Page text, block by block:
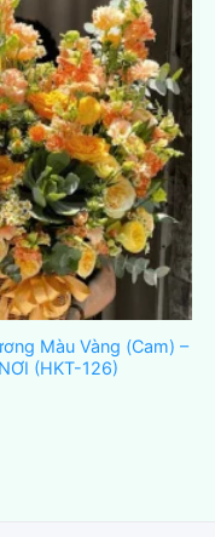
Màu Vàng (Cam) –
(HKT-126)